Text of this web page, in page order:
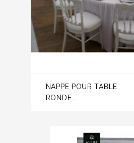
NAPPE POUR TABLE
RONDE...